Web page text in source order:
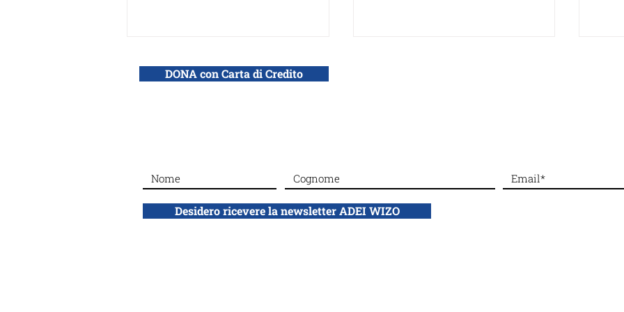
#Dalla sezione di Roma: La
giornata dei Giusti al
Giardino
#Dalla sezione di Venezia:
Bazar primaverile
DONA con Carta di Credito
Desidero ricevere la newsletter ADEI WIZO